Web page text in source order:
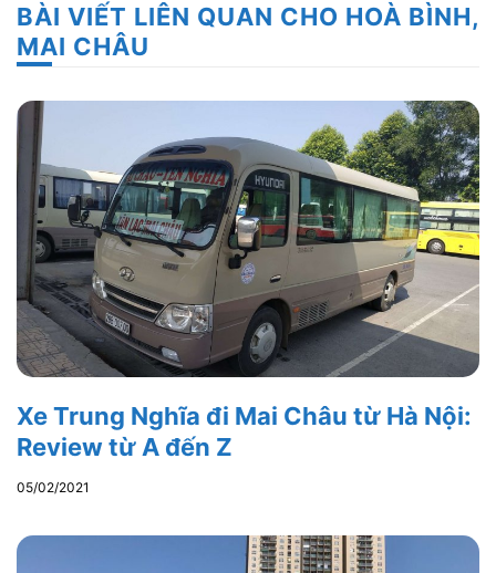
BÀI VIẾT LIÊN QUAN CHO HOÀ BÌNH,
MAI CHÂU
Xe Trung Nghĩa đi Mai Châu từ Hà Nội:
Review từ A đến Z
05/02/2021